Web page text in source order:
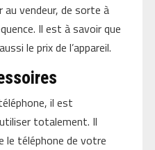
vendeur, de sorte à
Il est à savoir que
le prix de l’appareil.
il est
totalement. Il
le téléphone de votre